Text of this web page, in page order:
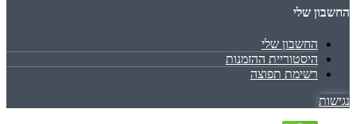
החשבון שלי
החשבון שלי
היסטוריית ההזמנות
רשימת תפוצה
נגישות